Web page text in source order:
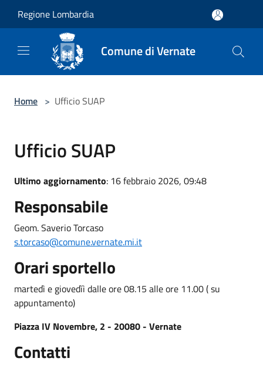
Regione Lombardia
Comune di Vernate
Home > Ufficio SUAP
Ufficio SUAP
Ultimo aggiornamento: 16 febbraio 2026, 09:48
Responsabile
Geom. Saverio Torcaso
s.torcaso@comune.vernate.mi.it
Orari sportello
martedì e giovedìì dalle ore 08.15 alle ore 11.00 ( su
appuntamento)
Piazza IV Novembre, 2 - 20080 - Vernate
Contatti